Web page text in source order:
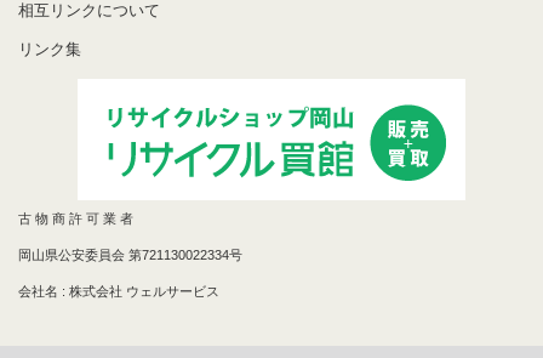
相互リンクについて
リンク集
古 物 商 許 可 業 者
岡山県公安委員会 第721130022334号
会社名 : 株式会社 ウェルサービス